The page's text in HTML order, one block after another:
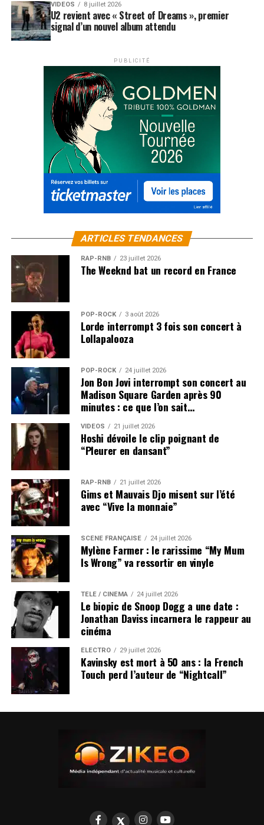
VIDEOS 8 juillet 2026
U2 revient avec « Street of Dreams », premier
signal d’un nouvel album attendu
PUBLICITÉ
ARTICLES TENDANCES
RAP-RNB 23 juillet 2026
The Weeknd bat un record en France
POP-ROCK 3 août 2026
Lorde interrompt 3 fois son concert à
Lollapalooza
POP-ROCK 24 juillet 2026
Jon Bon Jovi interrompt son concert au
Madison Square Garden après 90
minutes : ce que l’on sait…
VIDEOS 21 juillet 2026
Hoshi dévoile le clip poignant de
“Pleurer en dansant”
RAP-RNB 21 juillet 2026
Gims et Mauvais Djo misent sur l’été
avec “Vive la monnaie”
SCÈNE FRANÇAISE 24 juillet 2026
Mylène Farmer : le rarissime “My Mum
Is Wrong” va ressortir en vinyle
TÉLÉ / CINÉMA 24 juillet 2026
Le biopic de Snoop Dogg a une date :
Jonathan Daviss incarnera le rappeur au
cinéma
ÉLECTRO 29 juillet 2026
Kavinsky est mort à 50 ans : la French
Touch perd l’auteur de “Nightcall”